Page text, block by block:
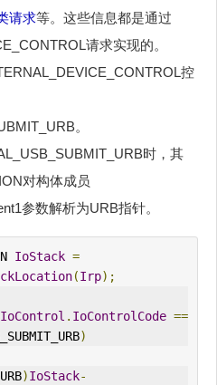
请求等。这些信息都是通过
请求实现的。
控
。
时，其
对构体成员
参数解析为URB指针。
IoStack =
(Irp);
. IoControlCode ==
)
)IoStack-